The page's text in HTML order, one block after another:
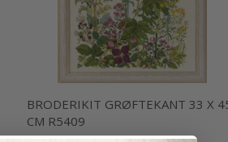
BRODERIKIT GRØFTEKANT 33 X
CM R5409